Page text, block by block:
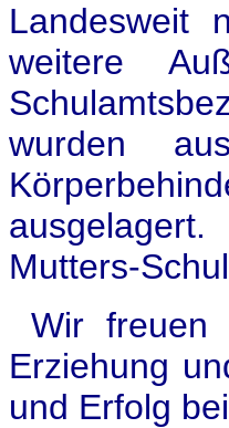
Landesweit
weitere
wurden
Mutters-
Wir freuen
Erziehung
und Erfolg